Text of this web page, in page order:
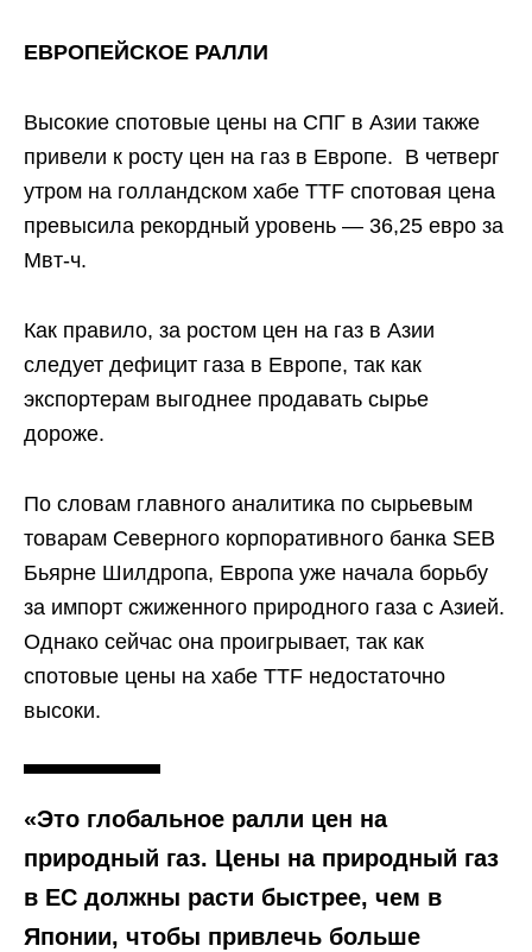
ЕВРОПЕЙСКОЕ РАЛЛИ
Высокие спотовые цены на СПГ в Азии также
привели к росту цен на газ в Европе. В четверг
утром на голландском хабе TTF спотовая цена
превысила рекордный уровень — 36,25 евро за
Мвт-ч.
Как правило, за ростом цен на газ в Азии
следует дефицит газа в Европе, так как
экспортерам выгоднее продавать сырье
дороже.
По словам главного аналитика по сырьевым
товарам Северного корпоративного банка SEB
Бьярне Шилдропа, Европа уже начала борьбу
за импорт сжиженного природного газа с Азией.
Однако сейчас она проигрывает, так как
спотовые цены на хабе TTF недостаточно
высоки.
«Это глобальное ралли цен на
природный газ. Цены на природный газ
в ЕС должны расти быстрее, чем в
Японии, чтобы привлечь больше